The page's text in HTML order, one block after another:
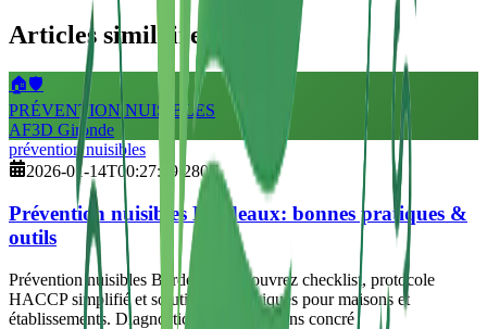
Articles similaires
🏠🛡️
PRÉVENTION NUISIBLES
AF3D Gironde
prévention nuisibles
2026-01-14T00:27:09.280Z
Prévention nuisibles Bordeaux: bonnes pratiques &
outils
Prévention nuisibles Bordeaux: découvrez checklist, protocole
HACCP simplifié et solutions écologiques pour maisons et
établissements. Diagnostic rapide et actions concré